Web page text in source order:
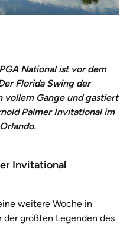
PGA Nationalist vor dem
Florida Swingder
vollem Gange und gastiert
Palmer Invitational im
Invitational
weitere Woche in
größten Legenden des